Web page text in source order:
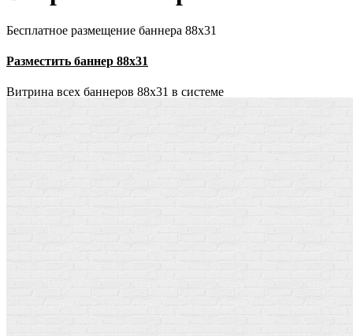
Бесплатное размещение баннера 88х31
Разместить баннер 88х31
Витрина всех баннеров 88x31 в системе